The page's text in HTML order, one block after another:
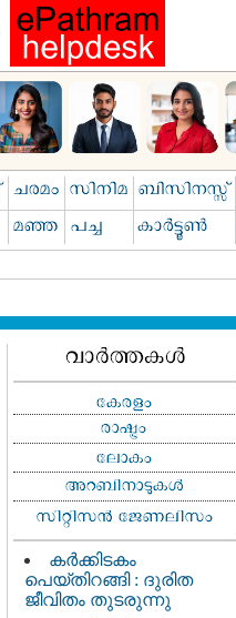
കർക്കിടകം
പെയ്തിറങ്ങി : ദുരിത
ജീവിതം തുടരുന്നു